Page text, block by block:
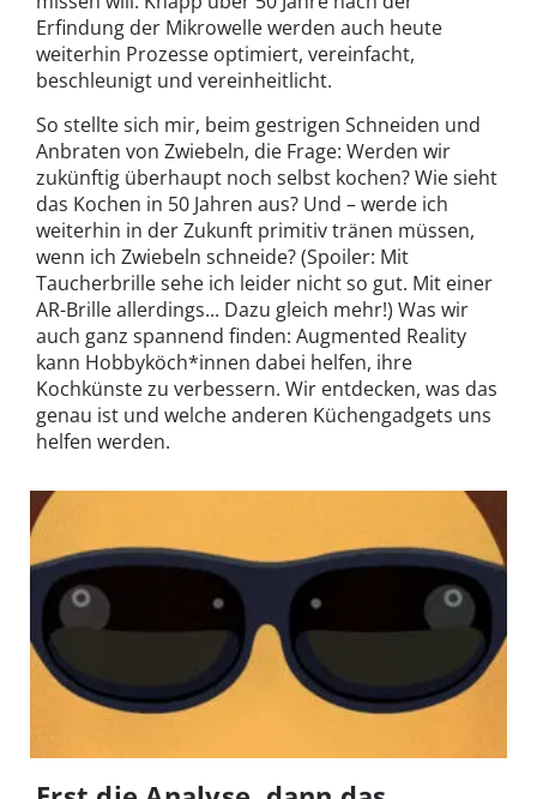
Erfindung der Mikrowelle werden auch heute
weiterhin Prozesse optimiert, vereinfacht,
beschleunigt und vereinheitlicht.
So stellte sich mir, beim gestrigen Schneiden und
Anbraten von Zwiebeln, die Frage: Werden wir
zukünftig überhaupt noch selbst kochen? Wie sieht
das Kochen in 50 Jahren aus? Und – werde ich
weiterhin in der Zukunft primitiv tränen müssen,
wenn ich Zwiebeln schneide? (Spoiler: Mit
Taucherbrille sehe ich leider nicht so gut. Mit einer
AR-Brille allerdings... Dazu gleich mehr!) Was wir
auch ganz spannend finden: Augmented Reality
kann Hobbyköch*innen dabei helfen, ihre
Kochkünste zu verbessern. Wir entdecken, was das
genau ist und welche anderen Küchengadgets uns
helfen werden.